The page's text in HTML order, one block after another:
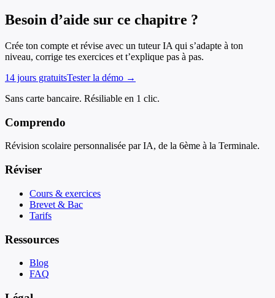
Besoin d’aide sur ce chapitre ?
Crée ton compte et révise avec un tuteur IA qui s’adapte à ton
niveau, corrige tes exercices et t’explique pas à pas.
14 jours gratuitsTester la démo →
Sans carte bancaire. Résiliable en 1 clic.
Comprendo
Révision scolaire personnalisée par IA, de la 6ème à la Terminale.
Réviser
Cours & exercices
Brevet & Bac
Tarifs
Ressources
Blog
FAQ